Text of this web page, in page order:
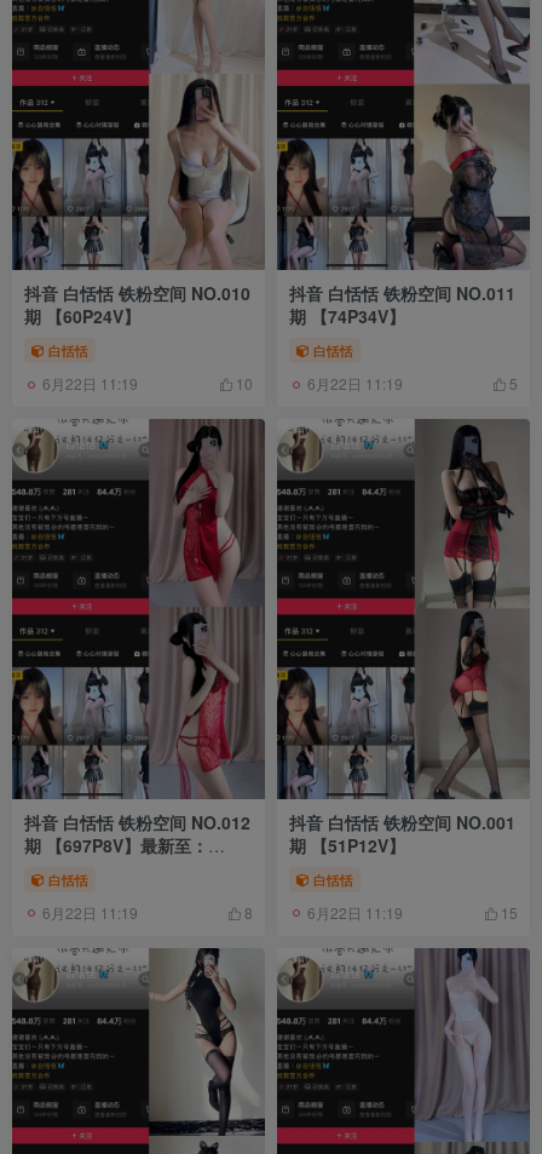
抖音 白恬恬 铁粉空间 NO.010
期 【60P24V】
白恬恬
6月22日 11:19 10
抖音 白恬恬 铁粉空间 NO.011
期 【74P34V】
白恬恬
6月22日 11:19 5
抖音 白恬恬 铁粉空间 NO.012
期 【697P8V】最新至：
白恬恬
6月22日 11:19 8
抖音 白恬恬 铁粉空间 NO.001
期 【51P12V】
白恬恬
6月22日 11:19 15